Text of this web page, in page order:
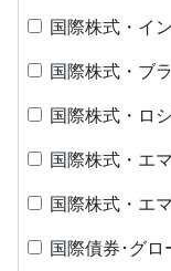
国際株式・イ
国際株式・ブ
国際株式・ロ
国際株式・エ
国際株式・エ
国際債券･グロ